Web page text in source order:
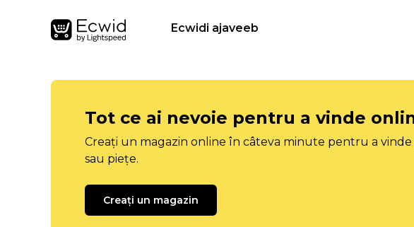
Ecwidi ajaveeb
Tot ce ai nevoie pentru a vinde
Creați un magazin online în câteva minute pentru a
sau piețe.
Creați un magazin